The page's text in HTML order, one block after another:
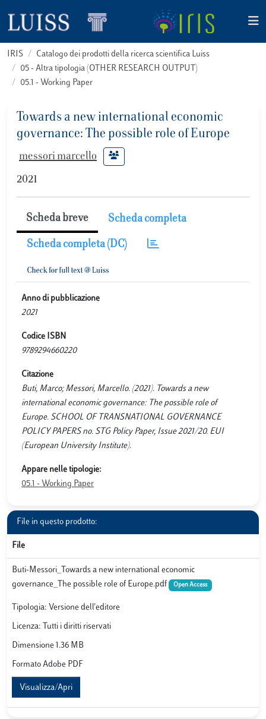
IRIS
Catalogo dei prodotti della ricerca scientifica Luiss
05 - Altra tipologia (OTHER RESEARCH OUTPUT)
05.1 - Working Paper
Towards a new international economic
governance: The possible role of Europe
messori marcello
2021
Scheda breve Scheda completa
Scheda completa (DC)
Anno di pubblicazione
2021
Codice ISBN
9789294660220
Citazione
Buti, Marco; Messori, Marcello. (2021). Towards a new
international economic governance: The possible role of
Europe. SCHOOL OF TRANSNATIONAL GOVERNANCE
POLICY PAPERS no. STG Policy Paper, Issue 2021/20. EUI
(European University Institute).
Appare nelle tipologie:
05.1 - Working Paper
File in questo prodotto:
File
Buti-Messori_Towards a new international economic
governance_The possible role of Europe.pdf
Open Access
Tipologia: Versione dell'editore
Licenza: Tutti i diritti riservati
Dimensione 1.36 MB
Formato Adobe PDF
Visualizza/Apri